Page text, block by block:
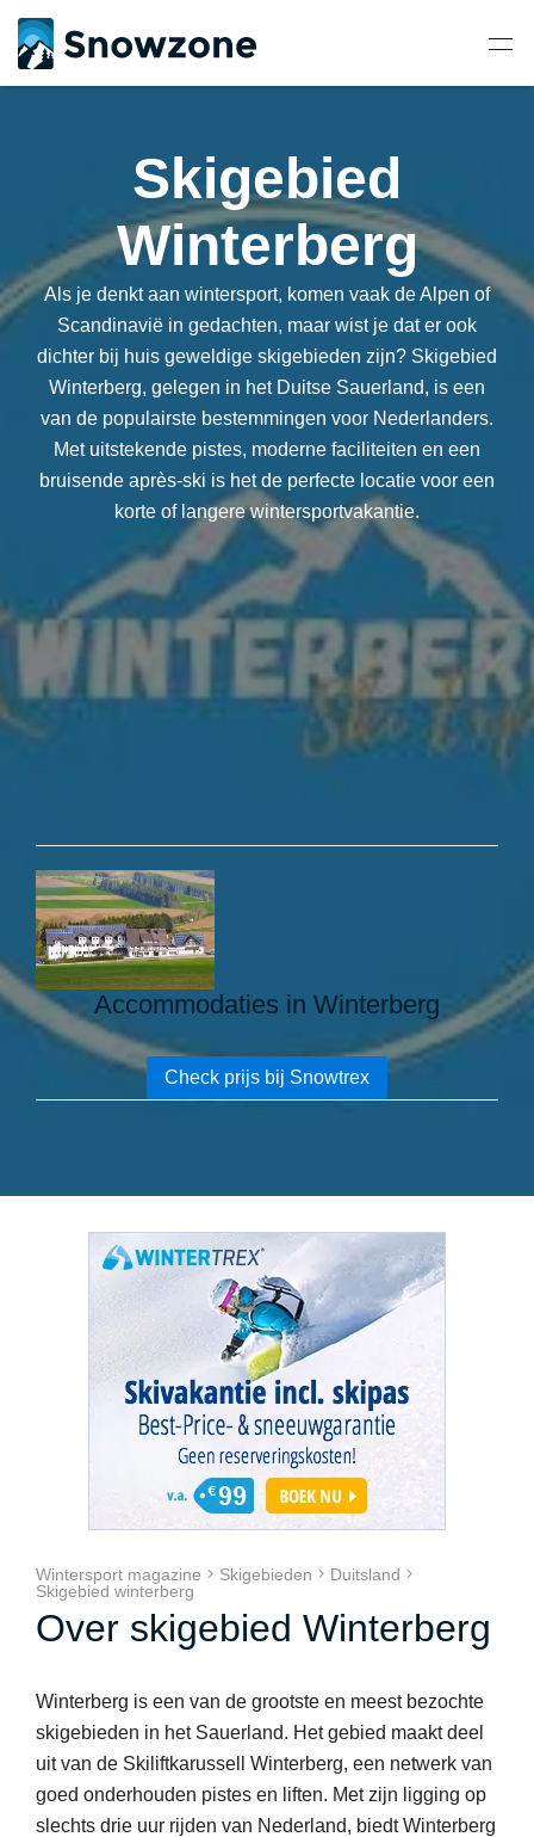
Skigebied
Winterberg
Als je denkt aan wintersport, komen vaak de Alpen of
Scandinavië in gedachten, maar wist je dat er ook
dichter bij huis geweldige skigebieden zijn? Skigebied
Winterberg, gelegen in het Duitse Sauerland, is een
van de populairste bestemmingen voor Nederlanders.
Met uitstekende pistes, moderne faciliteiten en een
bruisende après-ski is het de perfecte locatie voor een
korte of langere wintersportvakantie.
Accommodaties in Winterberg
Check prijs bij Snowtrex
Wintersport magazine Skigebieden
Duitsland
Skigebied winterberg
Over skigebied Winterberg
Winterberg is een van de grootste en meest bezochte
skigebieden in het Sauerland. Het gebied maakt deel
uit van de Skiliftkarussell Winterberg, een netwerk van
goed onderhouden pistes en liften. Met zijn ligging op
slechts drie uur rijden van Nederland, biedt Winterberg